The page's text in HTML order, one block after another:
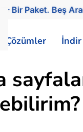
— Bir Paket. Beş
Çözümler İndir